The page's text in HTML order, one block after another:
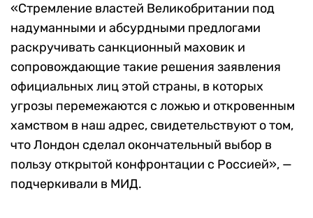
«Стремление властей Великобритании под
надуманными и абсурдными предлогами
раскручивать санкционный маховик и
сопровождающие такие решения заявления
официальных лиц этой страны, в которых
угрозы перемежаются с ложью и откровенным
хамством в наш адрес, свидетельствуют о том,
что Лондон сделал окончательный выбор в
пользу открытой конфронтации с Россией», —
подчеркивали в МИД.